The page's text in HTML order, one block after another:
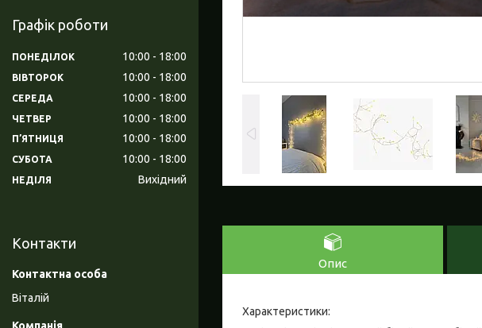
Опис
Характеристики:
Графік роботи
ПОНЕДІЛОК 10:00 18:00
ВІВТОРОК 10:00 18:00
СЕРЕДА 10:00 18:00
ЧЕТВЕР 10:00 18:00
ПʼЯТНИЦЯ 10:00 18:00
СУБОТА 10:00 18:00
НЕДІЛЯ Вихідний
Контакти
Віталій